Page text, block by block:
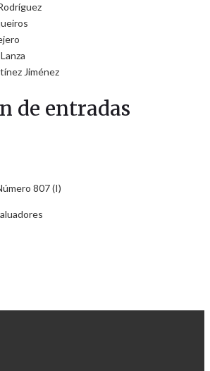
Jiménez
de entradas
807 (I)